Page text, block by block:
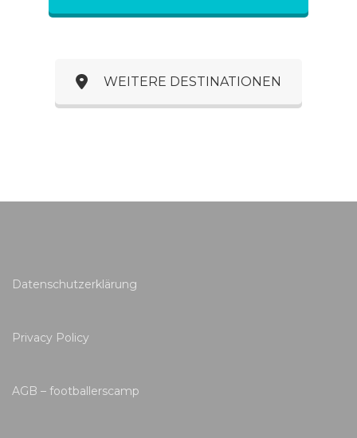
WEITERE DESTINATIONEN
Datenschutzerklärung
Privacy Policy
AGB – footballerscamp